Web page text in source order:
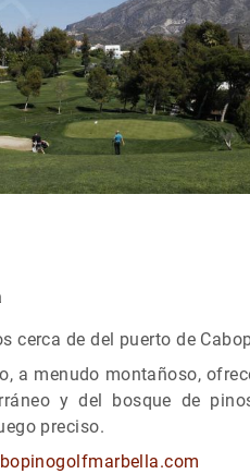
cerca de del puerto de
a menudo montañoso,
y del bosque de
preciso.